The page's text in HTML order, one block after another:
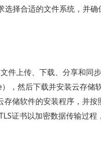
选择合适的文件系统，并确
上传、下载、分享和同步
，然后下载并安装云存储
储软件的安装程序，并按
证书以加密数据传输过程